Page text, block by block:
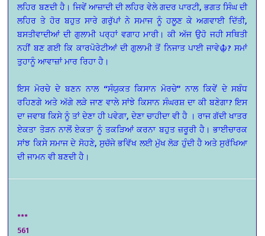
ਲਹਿਰ ਬਣਦੀ ਹੈ। ਜਿਵੇਂ ਆਜ਼ਾਦੀ ਦੀ ਲਹਿਰ ਵੇਲੇ ਗਦਰ ਪਾਰਟੀ, ਭਗਤ ਸਿੰਘ ਦੀ
ਲਹਿਰ ਤੇ ਹੋਰ ਬਹੁਤ ਸਾਰੇ ਗਰੁੱਪਾਂ ਨੇ ਸਮਾਜ ਨੂੰ ਹਲੂਣ ਕੇ ਅਗਵਾਈ ਦਿੱਤੀ,
ਬਸਤੀਵਾਦੀਆਂ ਦੀ ਗੁਲਾਮੀ ਪਰ੍ਹਾਂ ਵਗਾਹ ਮਾਰੀ। ਕੀ ਅੱਜ ਉਹੋ ਜਹੀ ਸਥਿਤੀ
ਨਹੀਂ ਬਣ ਗਈ ਕਿ ਕਾਰਪੋਰੇਟੀਆਂ ਦੀ ਗੁਲਾਮੀ ਤੋਂ ਨਿਜਾਤ ਪਾਈ ਜਾਵੇ☬? ਸਮਾਂ
ਤੁਹਾਨੂੰ ਆਵਾਜ਼ਾਂ ਮਾਰ ਰਿਹਾ ਹੈ।
ਇਸ ਮੋਰਚੇ ਦੇ ਬਣਨ ਨਾਲ “ਸੰਯੁਕਤ ਕਿਸਾਨ ਮੋਰਚੇ” ਨਾਲ ਕਿਵੇਂ ਦੇ ਸਬੰਧ
ਰਹਿਣਗੇ ਅਤੇ ਅੱਗੇ ਲੜੇ ਜਾਣ ਵਾਲੇ ਸਾਂਝੇ ਕਿਸਾਨ ਸੰਘਰਸ਼ ਦਾ ਕੀ ਬਣੇਗਾ? ਇਸ
ਦਾ ਜਵਾਬ ਕਿਸੇ ਨੂੰ ਤਾਂ ਦੇਣਾ ਹੀ ਪਵੇਗਾ, ਦੇਣਾ ਚਾਹੀਦਾ ਵੀ ਹੈ । ਰਾਜ ਗੱਦੀ ਖਾਤਰ
ਏਕਤਾ ਤੋੜਨ ਨਾਲੋਂ ਏਕਤਾ ਨੂੰ ਤਕੜਿਆਂ ਕਰਨਾ ਬਹੁਤ ਜ਼ਰੂਰੀ ਹੈ। ਭਾਈਚਾਰਕ
ਸਾਂਝ ਕਿਸੇ ਸਮਾਜ ਦੇ ਸੋਹਣੇ, ਸੁਚੱਜੇ ਭਵਿੱਖ ਲਈ ਮੁੱਖ ਲੋੜ ਹੁੰਦੀ ਹੈ ਅਤੇ ਸੁਰੱਖਿਆ
ਦੀ ਜਾਮਨ ਵੀ ਬਣਦੀ ਹੈ ।
***
561